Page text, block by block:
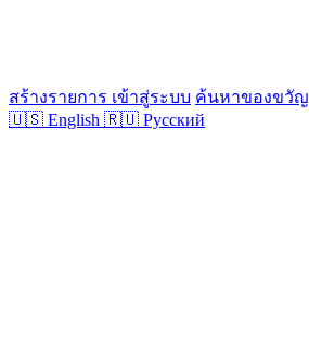
สร้างรายการ เข้าสู่ระบบ ค้นหาของขวัญ
🇺🇸 English 🇷🇺 Русский